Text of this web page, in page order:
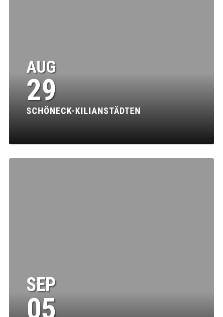
AUG
29
SCHÖNECK-KILIANSTÄDTEN
SEP
05